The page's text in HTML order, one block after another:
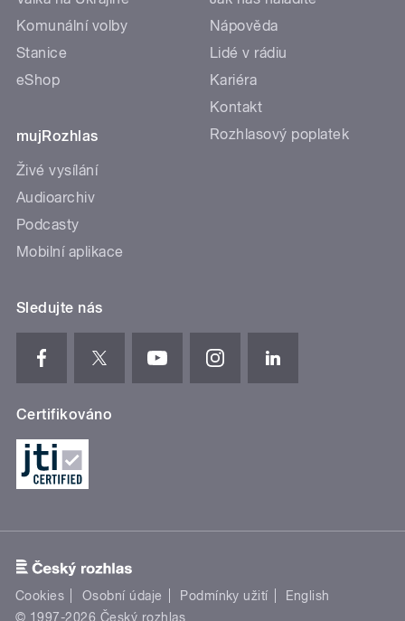
Komunální volby
Stanice
eShop
mujRozhlas
Živé vysílání
Audioarchiv
Podcasty
Mobilní aplikace
Nápověda
Lidé v rádiu
Kariéra
Kontakt
Rozhlasový poplatek
Sledujte nás
Certifikováno
Cookies Osobní údaje Podmínky užití
English
© 1997-2026 Český rozhlas